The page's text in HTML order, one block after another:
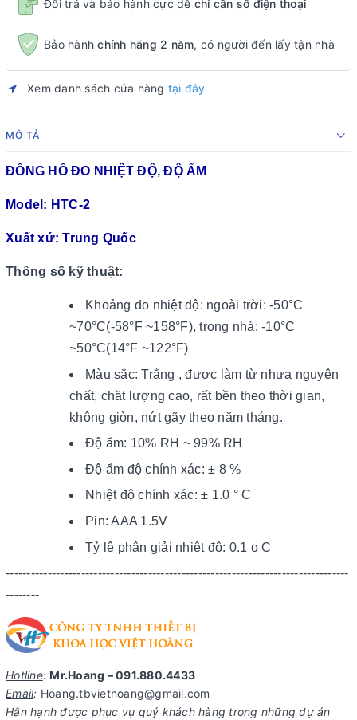
Đổi trả và bảo hành cực dễ chỉ cần số điện thoại
Bảo hànhchính hãng 2 năm, có người đến lấy tận nhà
Xem danh sách cửa hàng tại đây
MÔ TẢ
ĐỒNG HỒ ĐO NHIỆT ĐỘ, ĐỘ ẨM
Model: HTC-2
Xuất xứ: Trung Quốc
Thông số kỹ thuật:
Khoảng đo nhiệt độ: ngoài trời: -50°C
~70°C(-58°F ~158°F), trong nhà: -10°C
~50°C(14°F ~122°F)
Màu sắc: Trắng , được làm từ nhựa nguyên
chất, chầt lượng cao, rất bền theo thời gian,
không giòn, nứt gãy theo năm tháng.
Độ ẩm: 10% RH ~ 99% RH
Độ ẩm độ chính xác: ± 8 %
Nhiệt độ chính xác: ± 1.0 ° C
Pin: AAA 1.5V
Tỷ lệ phân giải nhiệt độ: 0.1 o C
----------------------------------------------------------------------------------
--------
Hotline: Mr.Hoang – 091.880.4433
Email: Hoang.tbviethoang@gmail.com
Hân hạnh được phục vụ quý khách hàng trong những dự án